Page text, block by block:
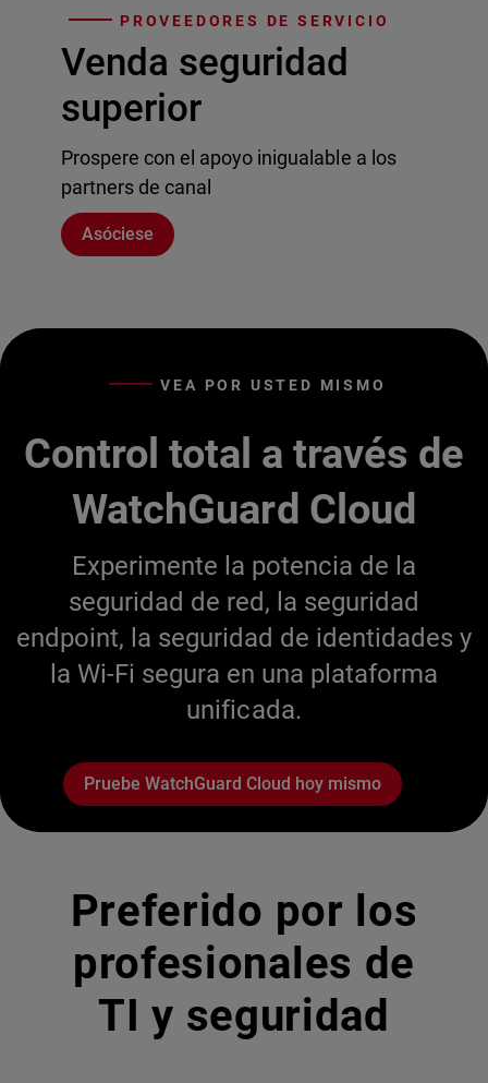
PROVEEDORES DE SERVICIO
Venda seguridad
superior
Prospere con el apoyo inigualable a los
partners de canal
Asóciese
VEA POR USTED MISMO
Control total a través de
WatchGuard Cloud
Experimente la potencia de la
seguridad de red, la seguridad
endpoint, la seguridad de identidades y
la Wi-Fi segura en una plataforma
unificada.
Pruebe WatchGuard Cloud hoy mismo
Preferido por los
profesionales de
TI y seguridad